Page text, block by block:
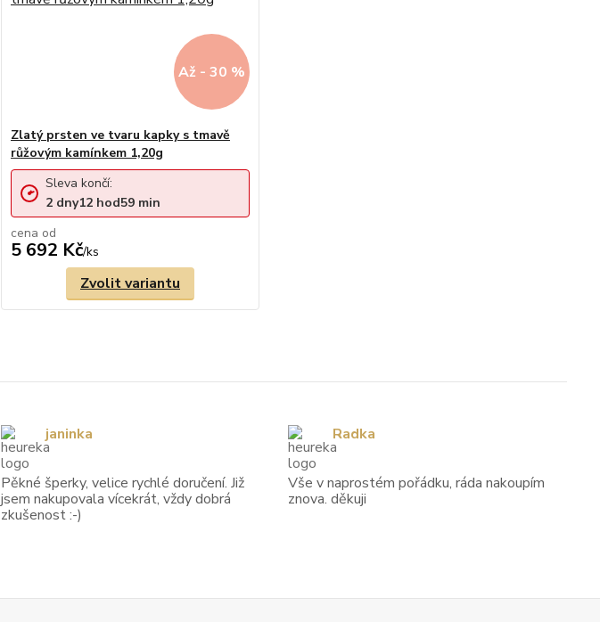
Až - 30 %
Zlatý prsten ve tvaru kapky s tmavě
růžovým kamínkem 1,20g
cena od
5 692 Kč/ks
Sleva končí:
2 dny12 hod59 min
Zvolit variantu
Pěkné šperky, velice rychlé doručení. Již
jsem nakupovala vícekrát, vždy dobrá
zkušenost :-)
janinka
Vše v naprostém pořádku, ráda nakoupím
znova. děkuji
Radka